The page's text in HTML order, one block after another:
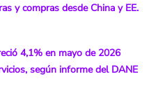
y compras desde China y EE.
4,1% en mayo de 2026
según informe del DANE